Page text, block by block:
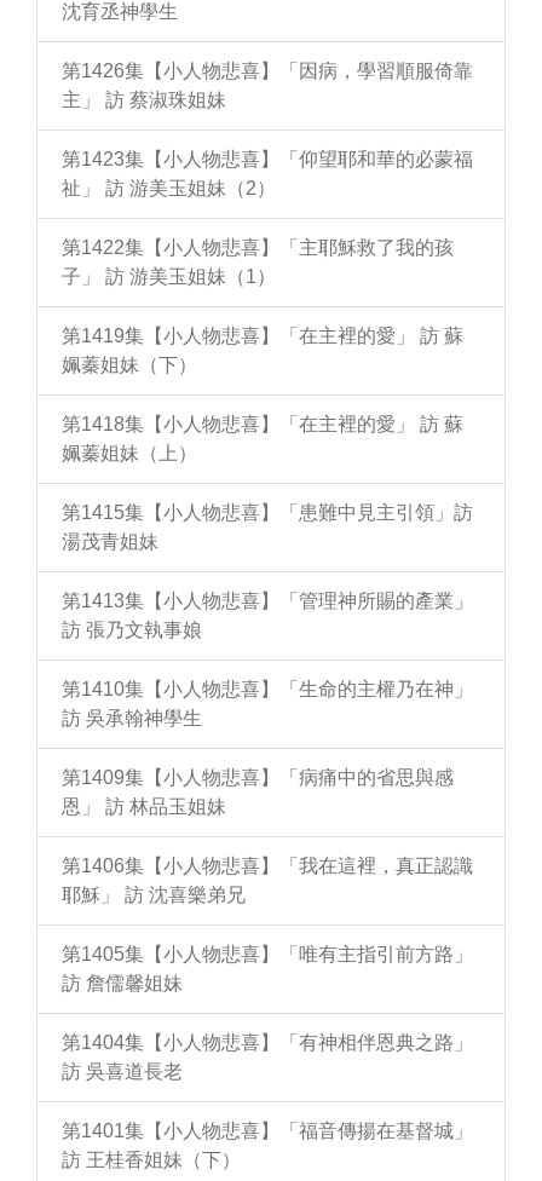
沈育丞神學生
第1426集【小人物悲喜】「因病，學習順服倚靠
主」 訪 蔡淑珠姐妹
第1423集【小人物悲喜】「仰望耶和華的必蒙福
祉」 訪 游美玉姐妹（2）
第1422集【小人物悲喜】「主耶穌救了我的孩
子」 訪 游美玉姐妹（1）
第1419集【小人物悲喜】「在主裡的愛」 訪 蘇
姵蓁姐妹（下）
第1418集【小人物悲喜】「在主裡的愛」 訪 蘇
姵蓁姐妹（上）
第1415集【小人物悲喜】「患難中見主引領」訪
湯茂青姐妹
第1413集【小人物悲喜】「管理神所賜的產業」
訪 張乃文執事娘
第1410集【小人物悲喜】「生命的主權乃在神」
訪 吳承翰神學生
第1409集【小人物悲喜】「病痛中的省思與感
恩」 訪 林品玉姐妹
第1406集【小人物悲喜】「我在這裡，真正認識
耶穌」 訪 沈喜樂弟兄
第1405集【小人物悲喜】「唯有主指引前方路」
訪 詹儒馨姐妹
第1404集【小人物悲喜】「有神相伴恩典之路」
訪 吳喜道長老
第1401集【小人物悲喜】「福音傳揚在基督城」
訪 王桂香姐妹（下）